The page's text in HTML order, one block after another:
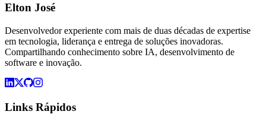
Elton José
Desenvolvedor experiente com mais de duas décadas de expertise
em tecnologia, liderança e entrega de soluções inovadoras.
Compartilhando conhecimento sobre IA, desenvolvimento de
software e inovação.
Links Rápidos